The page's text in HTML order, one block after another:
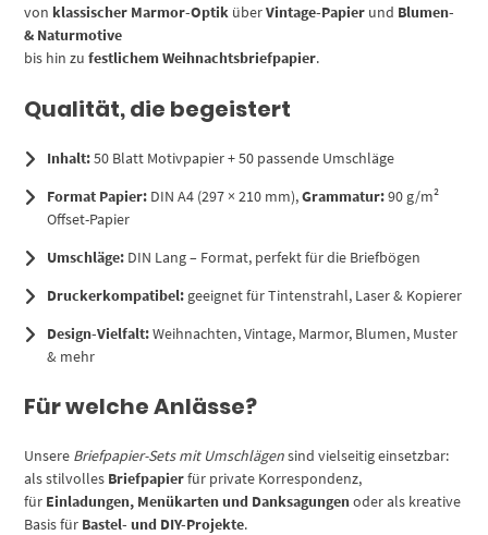
von klassischer Marmor-Optik überVintage-Papier und Blumen-
& Naturmotive
bis hin zufestlichem Weihnachtsbriefpapier.
Qualität, die begeistert
Inhalt:50 Blatt Motivpapier + 50 passende Umschläge
Format Papier: DIN A4 (297 × 210 mm),Grammatur:90 g/m²
Offset-Papier
Umschläge: DIN Lang – Format, perfekt für die Briefbögen
Druckerkompatibel: geeignet für Tintenstrahl, Laser & Kopierer
Design-Vielfalt:Weihnachten, Vintage, Marmor, Blumen, Muster
& mehr
Für welche Anlässe?
Unsere Briefpapier-Sets mit Umschlägensind vielseitig einsetzbar:
als stilvolles Briefpapierfür private Korrespondenz,
für Einladungen, Menükarten und Danksagungenoder als kreative
Basis für Bastel- und DIY-Projekte.